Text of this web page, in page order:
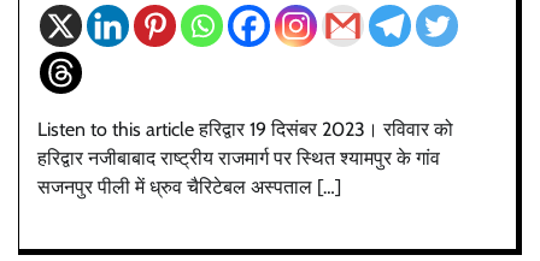
Listen to this article हरिद्वार 19 दिसंबर 2023। रविवार को
हरिद्वार नजीबाबाद राष्ट्रीय राजमार्ग पर स्थित श्यामपुर के गांव
सजनपुर पीली में ध्रुव चैरिटेबल अस्पताल […]